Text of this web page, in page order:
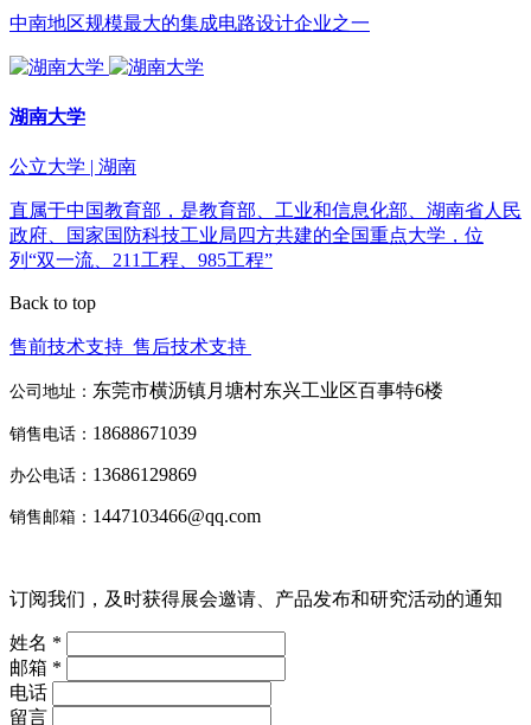
中南地区规模最大的集成电路设计企业之一
湖南大学
公立大学 | 湖南
直属于中国教育部，是教育部、工业和信息化部、湖南省人民
政府、国家国防科技工业局四方共建的全国重点大学，位
列“双一流、211工程、985工程”
Back to top
售前技术支持 售后技术支持
公司地址： 东莞市横沥镇月塘村东兴工业区百事特6楼
销售电话： 18688671039
办公电话： 13686129869
销售邮箱： 1447103466@qq.com
订阅我们，及时获得展会邀请、产品发布和研究活动的通知
姓名 *
邮箱 *
电话
留言